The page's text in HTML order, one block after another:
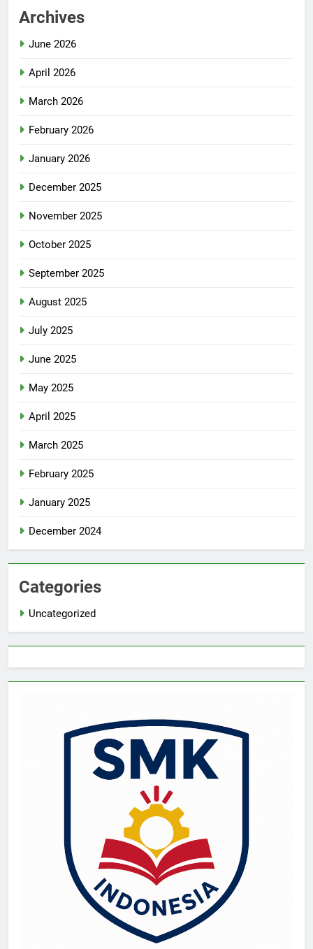
Archives
June 2026
April 2026
March 2026
February 2026
January 2026
December 2025
November 2025
October 2025
September 2025
August 2025
July 2025
June 2025
May 2025
April 2025
March 2025
February 2025
January 2025
December 2024
Categories
Uncategorized